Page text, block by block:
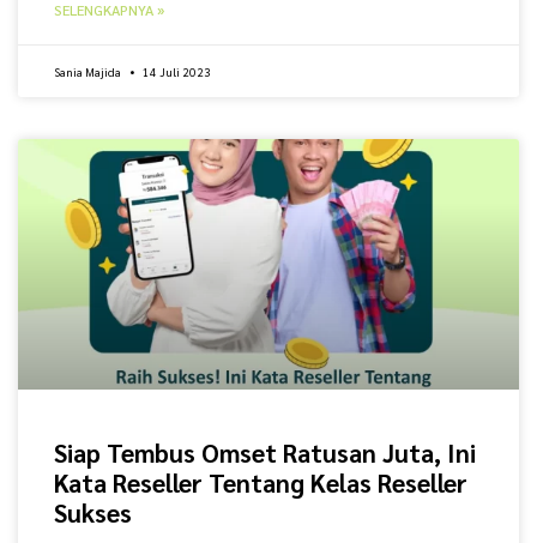
SELENGKAPNYA »
Sania Majida 14 Juli 2023
Siap Tembus Omset Ratusan Juta, Ini
Kata Reseller Tentang Kelas Reseller
Sukses